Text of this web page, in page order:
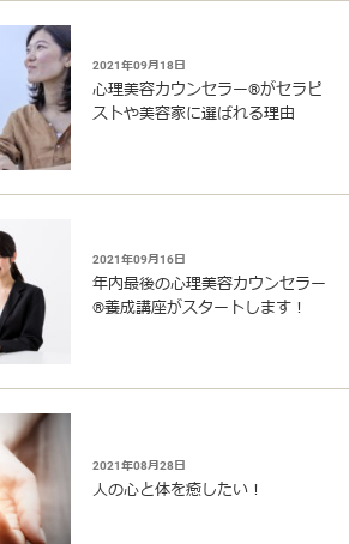
2021年09月18日
心理美容カウンセラー®︎がセラピ
ストや美容家に選ばれる理由
2021年09月16日
年内最後の心理美容カウンセラー
®︎養成講座がスタートします！
2021年08月28日
人の心と体を癒したい！